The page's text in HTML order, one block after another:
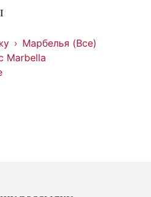
Марбелья (Все)
Marbella